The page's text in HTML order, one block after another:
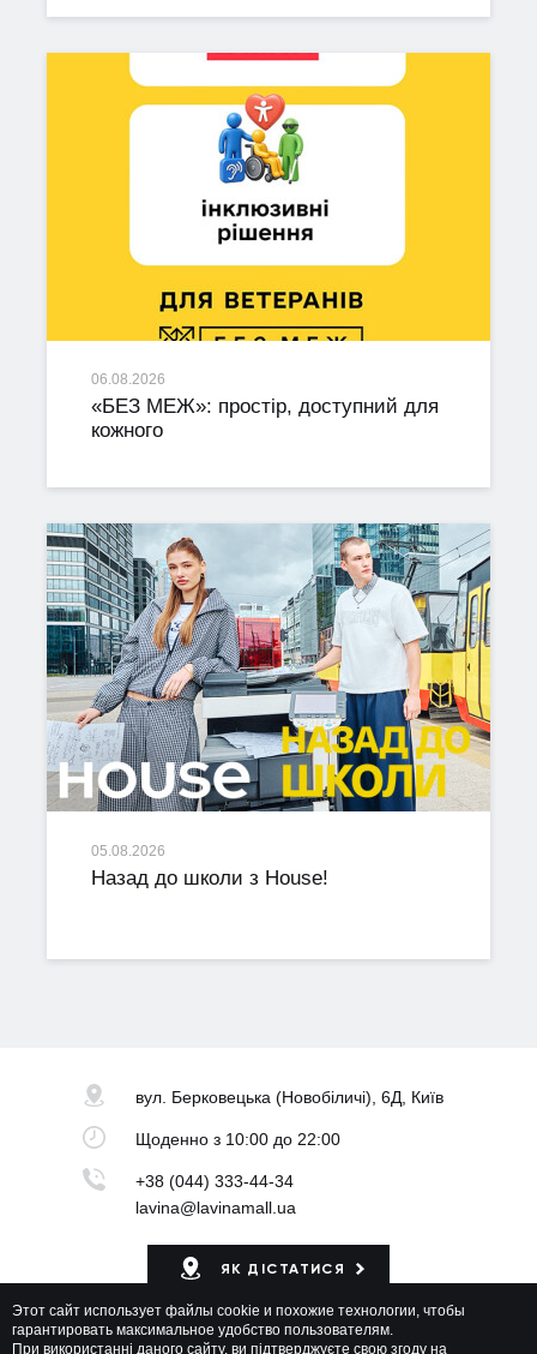
06.08.2026
«БЕЗ МЕЖ»: простір, доступний для
кожного
05.08.2026
Назад до школи з House!
вул. Берковецька(Новобіличі), 6Д, Київ
Щоденноз 10:00 до 22:00
+38 (044) 333-44-34
lavina@lavinamall.ua
ЯК ДІСТАТИСЯ
Мапа ТРЦ
Этот сайт использует файлы cookie и похожие технологии, чтобы
гарантировать максимальное удобство пользователям.
При використанні даного сайту, ви підтверджуєте свою згоду на